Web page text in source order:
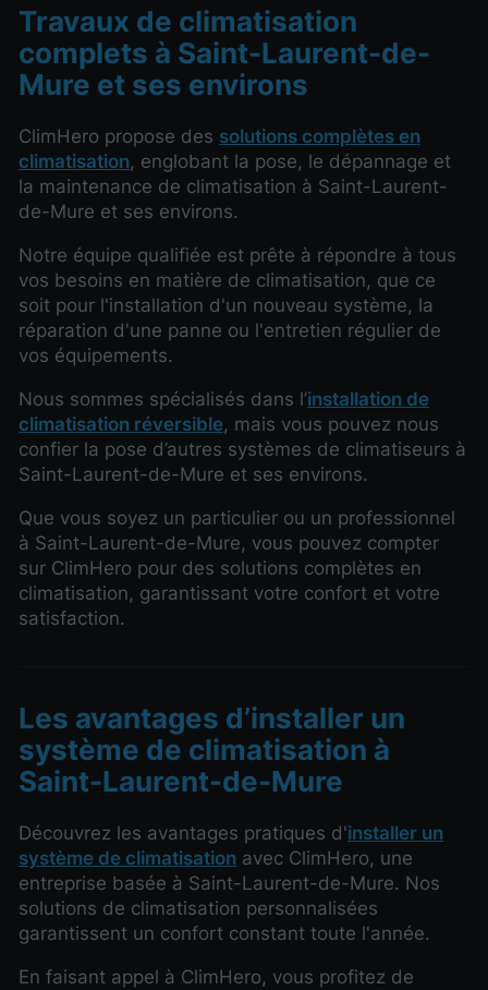
Travaux de climatisation
complets à Saint-Laurent-de-
Mure et ses environs
ClimHero propose des solutions complètes en
climatisation, englobant la pose, le dépannage et
la maintenance de climatisation à Saint-Laurent-
de-Mure et ses environs.
Notre équipe qualifiée est prête à répondre à tous
vos besoins en matière de climatisation, que ce
soit pour l'installation d'un nouveau système, la
réparation d'une panne ou l'entretien régulier de
vos équipements.
Nous sommes spécialisés dans l’installation de
climatisation réversible, mais vous pouvez nous
confier la pose d’autres systèmes de climatiseurs à
Saint-Laurent-de-Mure et ses environs.
Que vous soyez un particulier ou un professionnel
à Saint-Laurent-de-Mure, vous pouvez compter
sur ClimHero pour des solutions complètes en
climatisation, garantissant votre confort et votre
satisfaction.
Les avantages d’installer un
système de climatisation à
Saint-Laurent-de-Mure
Découvrez les avantages pratiques d'installer un
système de climatisation avec ClimHero, une
entreprise basée à Saint-Laurent-de-Mure. Nos
solutions de climatisation personnalisées
garantissent un confort constant toute l'année.
En faisant appel à ClimHero, vous profitez de